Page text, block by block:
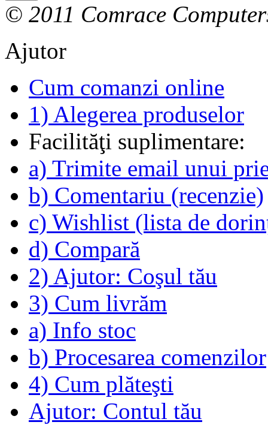
© 2011 Comrace
Ajutor
Cum comanzi online
1) Alegerea produselor
Facilităţi suplimentare:
a) Trimite email unui
b) Comentariu (recenzie)
c) Wishlist (lista de
d) Compară
2) Ajutor: Coşul tău
3) Cum livrăm
a) Info stoc
b) Procesarea comenzilor
4) Cum plăteşti
Ajutor: Contul tău